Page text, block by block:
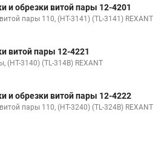
и обрезки витой пары 12-4201
пары 110, (HT-3141) (TL-3141) REXANT
витой пары 12-4221
(HT-3140) (TL-314B) REXANT
и обрезки витой пары 12-4222
пары 110, (HT-3240) (TL-324B) REXANT